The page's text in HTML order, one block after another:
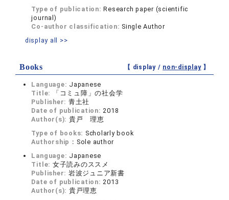
Type of publication:Research paper (scientific
journal)
Co-author classification: Single Author
display all >>
Books 【 display / non-display】
Language: Japanese
Title:
「コミュ障」の社会学
Publisher: 青土社
Date of publication:2018
Author(s): 貴戸 理恵
Type of books: Scholarly book
Authorship： Sole author
Language: Japanese
Title: 女子読みのススメ
Publisher: 岩波ジュニア新書
Date of publication:2013
Author(s): 貴戸理恵